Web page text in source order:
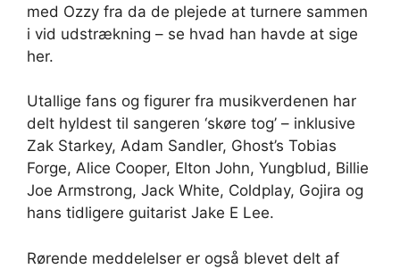
med Ozzy fra da de plejede at turnere sammen
i vid udstrækning – se hvad han havde at sige
her.
Utallige fans og figurer fra musikverdenen har
delt hyldest til sangeren ‘skøre tog’ – inklusive
Zak Starkey, Adam Sandler, Ghost’s Tobias
Forge, Alice Cooper, Elton John, Yungblud, Billie
Joe Armstrong, Jack White, Coldplay, Gojira og
hans tidligere guitarist Jake E Lee.
Rørende meddelelser er også blevet delt af